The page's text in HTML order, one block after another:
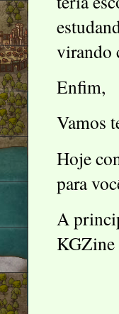
virando
Enfim,
Vamos
Hoje
para
A
KGZine